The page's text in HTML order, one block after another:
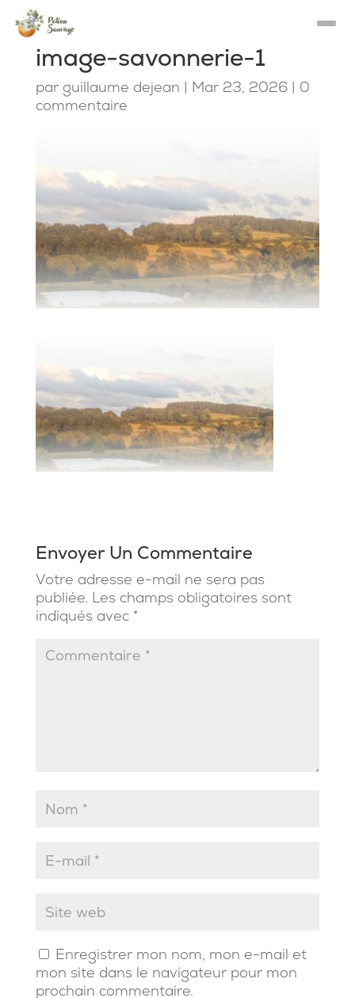
image-savonnerie-1
par guillaume dejean | Mar 23, 2026| 0
commentaire
Envoyer Un Commentaire
Votre adresse e-mail ne sera pas
publiée. Les champs obligatoires sont
indiqués avec *
Enregistrer mon nom, mon e-mail et
mon site dans le navigateur pour mon
prochain commentaire.